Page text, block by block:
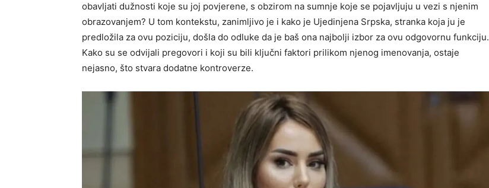
obavljati dužnosti koje su joj povjerene, s obzirom na sumnje koje se pojavljuju u vezi s njenim
obrazovanjem? U tom kontekstu, zanimljivo je i kako je Ujedinjena Srpska, stranka koja ju je
predložila za ovu poziciju, došla do odluke da je baš ona najbolji izbor za ovu odgovornu funkciju.
Kako su se odvijali pregovori i koji su bili ključni faktori prilikom njenog imenovanja, ostaje
nejasno, što stvara dodatne kontroverze.